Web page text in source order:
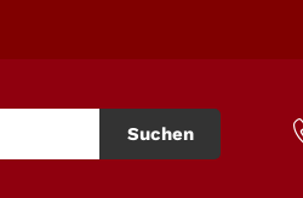
Suchen